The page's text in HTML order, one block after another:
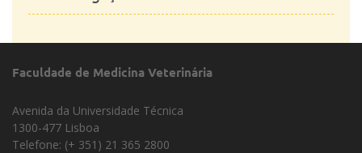
Faculdade de Medicina Veterinária
Avenida da Universidade Técnica
1300-477 Lisboa
Telefone: (+ 351) 21 365 2800